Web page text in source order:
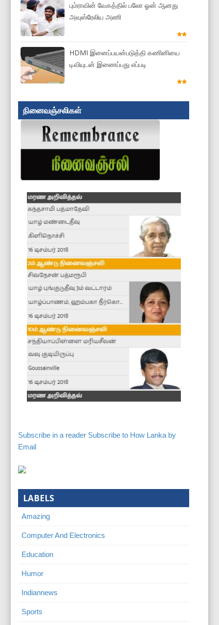
பும்ராவின் வேகத்தில் பலோ ஓன் ஆனது
அவுஸ்ரேலிய அணி
HDMI இனைப்பயன்படுத்தி கணினியை
டிவியுடன் இணைப்பது எப்படி
நினைவஞ்சலிகள்
Subscribe in a reader Subscribe to How Lanka by
Email
LABELS
Amazing
Computer And Electronics
Education
Humor
Indiannews
Sports